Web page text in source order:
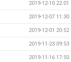
2019-12-10 22:01
2019-12-07 11:30
2019-12-01 20:52
2019-11-23 09:53
2019-11-16 17:50